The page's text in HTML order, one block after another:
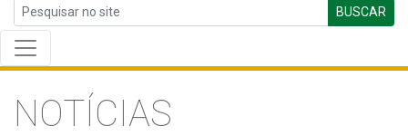
BUSCAR
NOTÍCIAS